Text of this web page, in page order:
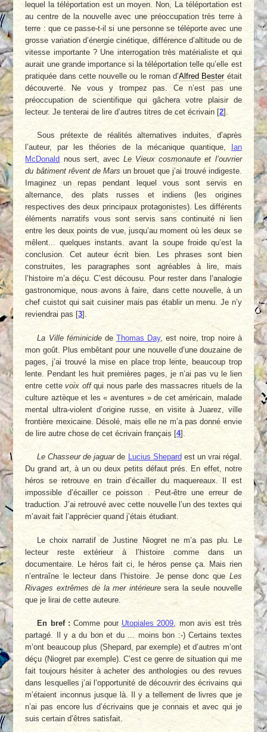
lequel la téléportation est un moyen. Non, La téléportation est
au centre de la nouvelle avec une préoccupation très terre à
terre : que ce passe-t-il si une personne se téléporte avec une
grosse variation d’énergie cinétique, différence d’altitude ou de
vitesse importante ? Une interrogation très matérialiste et qui
aurait une grande importance si la téléportation telle qu’elle est
pratiquée dans cette nouvelle ou le roman d’Alfred Besterétait
découverte. Ne vous y trompez pas. Ce n’est pas une
préoccupation de scientifique qui gâchera votre plaisir de
lecteur. Je tenterai de lire d’autres titres de cet écrivain[2]
Sous prétexte de réalités alternatives induites, d’après
l’auteur, par les théories de la mécanique quantique,
Ian
McDonald nous sert, avec Le Vieux cosmonaute et l’ouvrier
du bâtiment rêvent de Marsun brouet que j’ai trouvé indigeste.
Imaginez un repas pendant lequel vous sont servis en
alternance, des plats russes et indiens (les origines
respectives des deux principaux protagonistes). Les différents
éléments narratifs vous sont servis sans continuité ni lien
entre les deux points de vue, jusqu’au moment où les deux se
mêlent... quelques instants. avant la soupe froide qu’est la
conclusion. Cet auteur écrit bien. Les phrases sont bien
construites, les paragraphes sont agréables à lire, mais
l’histoire m’a déçu. C’est décousu. Pour rester dans l’analogie
gastronomique, nous avons à faire, dans cette nouvelle, à un
chef cuistot qui sait cuisiner mais pas établir un menu. Je n’y
reviendrai pas [3].
La Ville féminicidede Thomas Day, est noire, trop noire à
mon goût. Plus embêtant pour une nouvelle d’une douzaine de
pages, j’ai trouvé la mise en place trop lente, beaucoup trop
lente. Pendant les huit premières pages, je n’ai pas vu le lien
entre cettevoix offqui nous parle des massacres rituels de la
culture aztèque et les « aventures » de cet américain, malade
mental ultra-violent d’origine russe, en visite à Juarez, ville
frontière mexicaine. Désolé, mais elle ne m’a pas donné envie
de lire autre chose de cet écrivain français [4]
Le Chasseur de jaguarde Lucius Shepard est un vrai régal.
Du grand art, à un ou deux petits défaut prés. En effet, notre
héros se retrouve en train d’écailler du maquereaux. Il est
impossible d’écailler ce poisson . Peut-être une erreur de
traduction. J’ai retrouvé avec cette nouvelle l’un des textes qui
m’avait fait l’apprécier quand j’étais étudiant.
Le choix narratif de Justine Niogret ne m’a pas plu. Le
lecteur reste extérieur à l’histoire comme dans un
documentaire. Le héros fait ci, le héros pense ça. Mais rien
n’entraîne le lecteur dans l’histoire. Je pense donc queLes
Rivages extrêmes de la mer intérieuresera la seule nouvelle
que je lirai de cette auteure.
En bref :Comme pourUtopiales 2009, mon avis est très
partagé. Il y a du bon et du ... moins bon :-) Certains textes
m’ont beaucoup plus (Shepard, par exemple) et d’autres m’ont
déçu (Niogret par exemple). C’est ce genre de situation qui me
fait toujours hésiter à acheter des anthologies ou des revues
dans lesquelles j’ai l’opportunité de découvrir des écrivains qui
m’étaient inconnus jusque là. Il y a tellement de livres que je
n’ai pas encore lus d’écrivains que je connais et avec qui je
suis certain d’êtres satisfait.